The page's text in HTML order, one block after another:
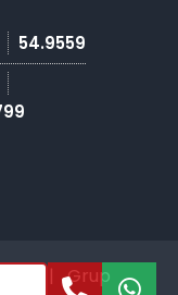
54.9559
|
Grup